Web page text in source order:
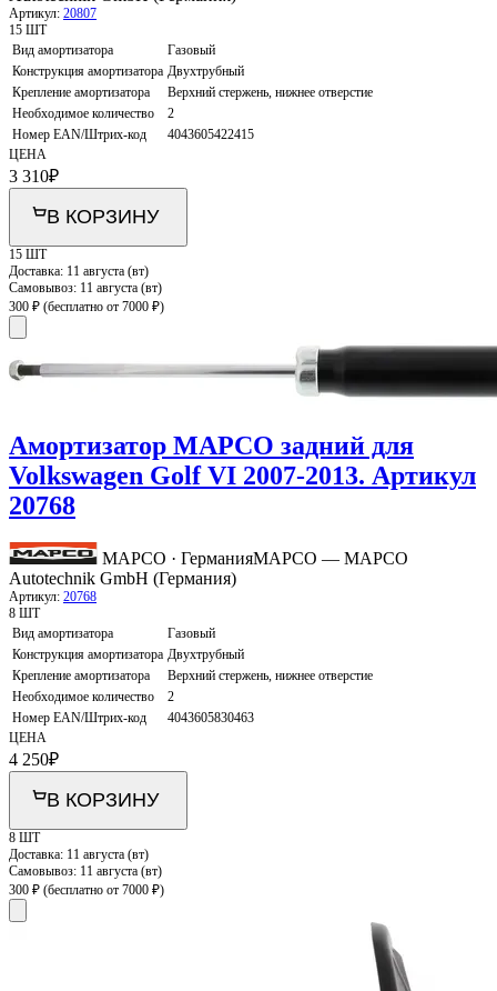
Артикул: 20807
15 ШТ
Вид амортизатора
Газовый
Конструкция амортизатора Двухтрубный
Крепление амортизатора
Верхний стержень, нижнее отверстие
Необходимое количество
2
Номер EAN/Штрих-код
4043605422415
ЦЕНА
3 310₽
В КОРЗИНУ
15 ШТ
Доставка: 11 августа (вт)
Самовывоз: 11 августа (вт)
300 ₽ (бесплатно от 7000 ₽)
Амортизатор MAPCO задний для
Volkswagen Golf VI 2007-2013. Артикул
20768
MAPCO · ГерманияMAPCO — MAPCO
Autotechnik GmbH (Германия)
Артикул: 20768
8 ШТ
Вид амортизатора
Газовый
Конструкция амортизатора Двухтрубный
Крепление амортизатора
Верхний стержень, нижнее отверстие
Необходимое количество
2
Номер EAN/Штрих-код
4043605830463
ЦЕНА
4 250₽
В КОРЗИНУ
8 ШТ
Доставка: 11 августа (вт)
Самовывоз: 11 августа (вт)
300 ₽ (бесплатно от 7000 ₽)